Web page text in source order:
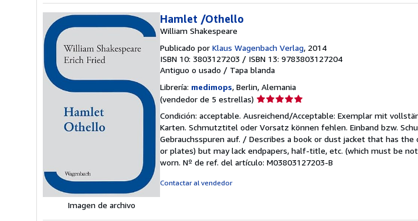
Imagen de archivo
Hamlet /Othello
William Shakespeare
Publicado por Klaus Wagenbach Verlag, 2014
ISBN 10: 3803127203 / ISBN 13: 9783803127204
Antiguo o usado / Tapa blanda
Librería: medimops, Berlin, Alemania
(vendedor de 5 estrellas) Calificación
vendedor:
5
de
5
estrellas
Condición: acceptable. Ausreichend/Acceptable: Exemplar mit
Karten. Schmutztitel oder Vorsatz können fehlen. Einband bzw.
Gebrauchsspuren auf. / Describes a book or dust jacket that has
or plates) but may lack endpapers, half-title, etc. (which must be
worn. Nº de ref. del artículo: M03803127203-B
Contactar al vendedor